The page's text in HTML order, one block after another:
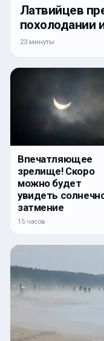
Латвийцев
похолодании
23 минуты
Впечатляющее
зрелище! Скоро
можно будет
увидеть
затмение
15 часов